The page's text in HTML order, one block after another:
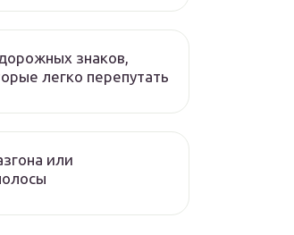
знаков,
легко перепутать
или